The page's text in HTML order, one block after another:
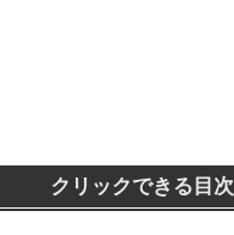
クリックできる目次